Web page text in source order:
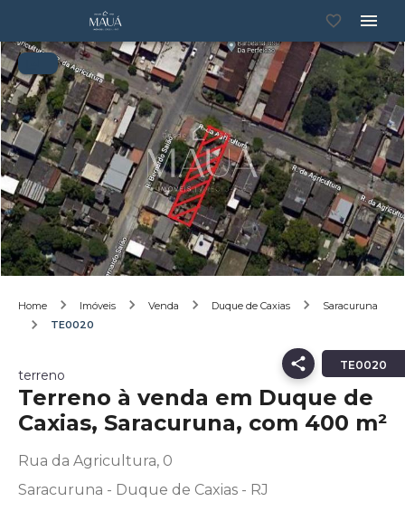
Home Imóveis Venda Duque de Caxias
Saracuruna
TE0020
TE0020
terreno
Terreno à venda em Duque de
Caxias, Saracuruna, com 400 m²
Rua da Agricultura, 0
Saracuruna - Duque de Caxias - RJ